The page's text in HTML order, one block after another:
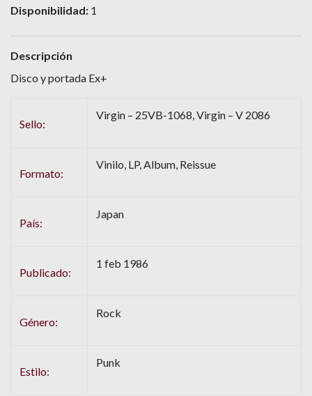
Disponibilidad: 1
Descripción
Disco y portada Ex+
Sello:
Virgin – 25VB-1068, Virgin – V 2086
Formato:
Vinilo, LP, Album, Reissue
País:
Japan
Publicado:
1 feb 1986
Género:
Rock
Estilo:
Punk